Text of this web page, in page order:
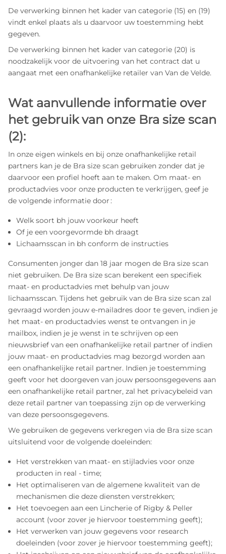
De verwerking binnen het kader van categorie (15) en (19)
vindt enkel plaats als u daarvoor uw toestemming hebt
gegeven.
De verwerking binnen het kader van categorie (20) is
noodzakelijk voor de uitvoering van het contract dat u
aangaat met een onafhankelijke retailer van Van de Velde.
Wat aanvullende informatie over
het gebruik van onze Bra size scan
(2):
In onze eigen winkels en bij onze onafhankelijke retail
partners kan je de Bra size scan gebruiken zonder dat je
daarvoor een profiel hoeft aan te maken. Om maat- en
productadvies voor onze producten te verkrijgen, geef je
de volgende informatie door :
Welk soort bh jouw voorkeur heeft
Of je een voorgevormde bh draagt
Lichaamsscan in bh conform de instructies
Consumenten jonger dan 18 jaar mogen de Bra size scan
niet gebruiken. De Bra size scan berekent een specifiek
maat- en productadvies met behulp van jouw
lichaamsscan. Tijdens het gebruik van de Bra size scan zal
gevraagd worden jouw e-mailadres door te geven, indien je
het maat- en productadvies wenst te ontvangen in je
mailbox, indien je je wenst in te schrijven op een
nieuwsbrief van een onafhankelijke retail partner of indien
jouw maat- en productadvies mag bezorgd worden aan
een onafhankelijke retail partner. Indien je toestemming
geeft voor het doorgeven van jouw persoonsgegevens aan
een onafhankelijke retail partner, zal het privacybeleid van
deze retail partner van toepassing zijn op de verwerking
van deze persoonsgegevens.
We gebruiken de gegevens verkregen via de Bra size scan
uitsluitend voor de volgende doeleinden:
Het verstrekken van maat- en stijladvies voor onze
producten in real - time;
Het optimaliseren van de algemene kwaliteit van de
mechanismen die deze diensten verstrekken;
Het toevoegen aan een Lincherie of Rigby & Peller
account (voor zover je hiervoor toestemming geeft);
Het verwerken van jouw gegevens voor research
doeleinden (voor zover je hiervoor toestemming geeft);